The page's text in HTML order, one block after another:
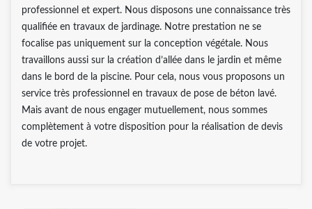
professionnel et expert. Nous disposons une connaissance très
qualifiée en travaux de jardinage. Notre prestation ne se
focalise pas uniquement sur la conception végétale. Nous
travaillons aussi sur la création d’allée dans le jardin et même
dans le bord de la piscine. Pour cela, nous vous proposons un
service très professionnel en travaux de pose de béton lavé.
Mais avant de nous engager mutuellement, nous sommes
complètement à votre disposition pour la réalisation de devis
de votre projet.